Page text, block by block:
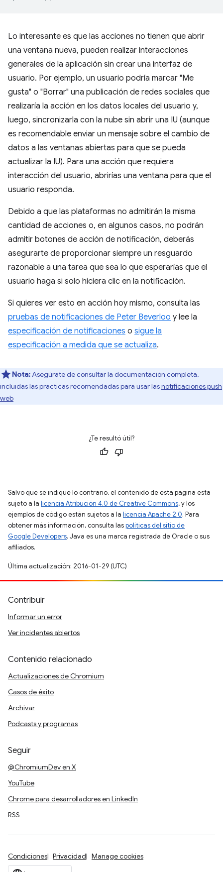
Lo interesante es que las acciones no tienen que abrir
una ventana nueva, pueden realizar interacciones
generales de la aplicación sin crear una interfaz de
usuario. Por ejemplo, un usuario podría marcar "Me
gusta" o "Borrar" una publicación de redes sociales que
realizaría la acción en los datos locales del usuario y,
luego, sincronizarla con la nube sin abrir una IU (aunque
es recomendable enviar un mensaje sobre el cambio de
datos a las ventanas abiertas para que se pueda
actualizar la IU). Para una acción que requiera
interacción del usuario, abrirías una ventana para que el
usuario responda.
Debido a que las plataformas no admitirán la misma
cantidad de acciones o, en algunos casos, no podrán
admitir botones de acción de notificación, deberás
asegurarte de proporcionar siempre un resguardo
razonable a una tarea que sea lo que esperarías que el
usuario haga si solo hiciera clic en la notificación.
Si quieres ver esto en acción hoy mismo, consulta las
pruebas de notificaciones de Peter Beverloo y lee la
especificación de notificaciones o sigue la
especificación a medida que se actualiza.
Nota:Asegúrate de consultar la documentación completa,
incluidas las prácticas recomendadas para usar lasnotificaciones push
web
¿Te resultó útil?
Salvo que se indique lo contrario, el contenido de esta página está
sujeto a la licencia Atribución 4.0 de Creative Commons, y los
ejemplos de código están sujetos a la licencia Apache 2.0. Para
obtener más información, consulta laspolíticas del sitio de
Google Developers. Java es una marca registrada de Oracle o sus
afiliados.
Última actualización: 2016-01-29 (UTC)
Contribuir
Informar un error
Ver incidentes abiertos
Contenido relacionado
Actualizaciones de Chromium
Casos de éxito
Archivar
Podcasts y programas
Seguir
@ChromiumDev en X
YouTube
Chrome para desarrolladores en LinkedIn
RSS
Condiciones Privacidad Manage cookies